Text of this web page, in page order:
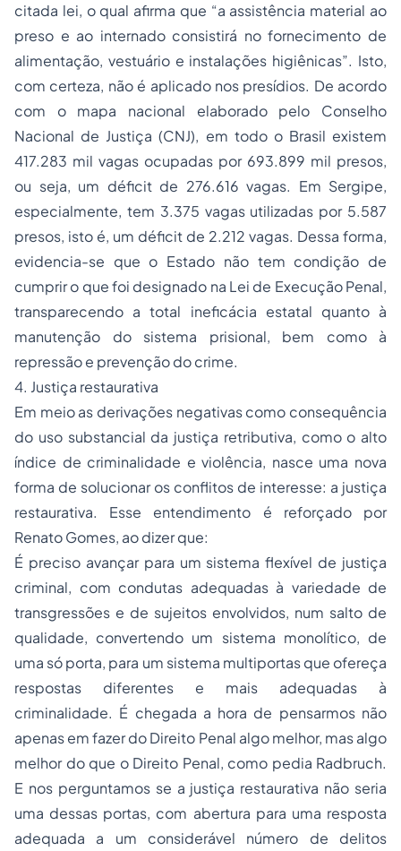
citada lei, o qual afirma que “a assistência material ao
preso e ao internado consistirá no fornecimento de
alimentação, vestuário e instalações higiênicas”. Isto,
com certeza, não é aplicado nos presídios. De acordo
com o mapa nacional elaborado pelo Conselho
Nacional de Justiça (CNJ), em todo o Brasil existem
417.283 mil vagas ocupadas por 693.899 mil presos,
ou seja, um déficit de 276.616 vagas. Em Sergipe,
especialmente, tem 3.375 vagas utilizadas por 5.587
presos, isto é, um déficit de 2.212 vagas. Dessa forma,
evidencia-se que o Estado não tem condição de
cumprir o que foi designado na Lei de Execução Penal,
transparecendo a total ineficácia estatal quanto à
manutenção do sistema prisional, bem como à
repressão e prevenção do crime.
4. Justiça restaurativa
Em meio as derivações negativas como consequência
do uso substancial da justiça retributiva, como o alto
índice de criminalidade e violência, nasce uma nova
forma de solucionar os conflitos de interesse: a justiça
restaurativa. Esse entendimento é reforçado por
Renato Gomes, ao dizer que:
É preciso avançar para um sistema flexível de justiça
criminal, com condutas adequadas à variedade de
transgressões e de sujeitos envolvidos, num salto de
qualidade, convertendo um sistema monolítico, de
uma só porta, para um sistema multiportas que ofereça
respostas diferentes e mais adequadas à
criminalidade. É chegada a hora de pensarmos não
apenas em fazer do Direito Penal algo melhor, mas algo
melhor do que o Direito Penal, como pedia Radbruch.
E nos perguntamos se a justiça restaurativa não seria
uma dessas portas, com abertura para uma resposta
adequada a um considerável número de delitos